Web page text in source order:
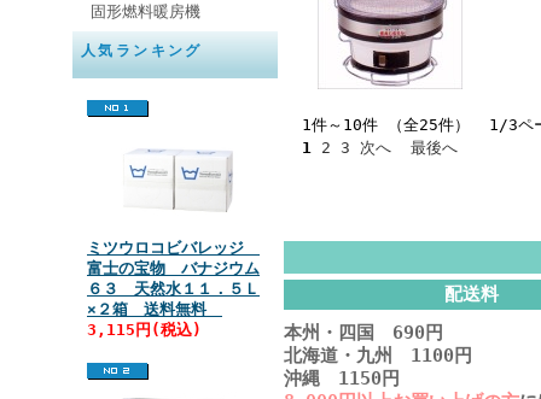
固形燃料暖房機
人気ランキング
ミツウロコビバレッジ
富士の宝物 バナジウム
６３ 天然水１１．５Ｌ
×２箱 送料無料
3,115円(税込)
1件～10件 （全25件） 1/3ペ
1 2 3 次へ 最後へ
配送料
本州・四国 690円
北海道・九州 1100円
沖縄 1150円